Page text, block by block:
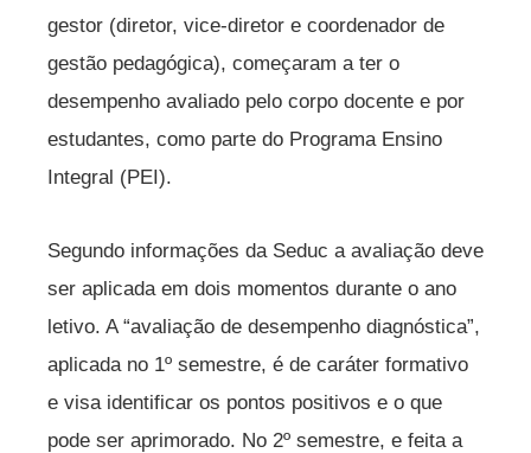
gestor (diretor, vice-diretor e coordenador de
gestão pedagógica), começaram a ter o
desempenho avaliado pelo corpo docente e por
estudantes, como parte do Programa Ensino
Integral (PEI).
Segundo informações da Seduc a avaliação deve
ser aplicada em dois momentos durante o ano
letivo. A “avaliação de desempenho diagnóstica”,
aplicada no 1º semestre, é de caráter formativo
e visa identificar os pontos positivos e o que
pode ser aprimorado. No 2º semestre, e feita a